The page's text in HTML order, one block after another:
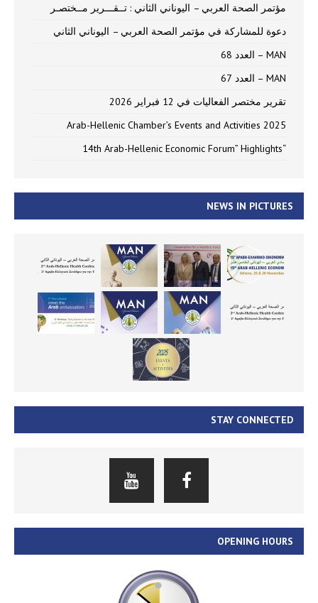
مؤتمر الصحة العربي – اليوناني الثاني : تــقـــرير مــختصـر
دعوة للمشاركة في مؤتمر الصحة العربي – اليوناني الثاني
MAN – العدد 68
MAN – العدد 67
تقرير مختصر الفعاليات في 12 فبراير 2026
Arab-Hellenic Chamber’s Events and Activities 2025
“14th Arab-Hellenic Economic Forum” Highlights
NEWS IN PICTURES
STAY CONNECTED
OPENING HOURS